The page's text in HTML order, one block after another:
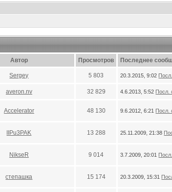
Автор Просмотров Последнее
Sergey 5 803 20.3.2015, 9:02
averon.nv 32 829 4.6.2013, 5:52 Посл.
Accelerator 48 130 9.6.2012, 6:21 Посл.
IIPu3PAK 13 288 25.11.2009, 21:38
NikseR 9 014 3.7.2009, 20:01
степашка 15 174 20.3.2009, 15:31